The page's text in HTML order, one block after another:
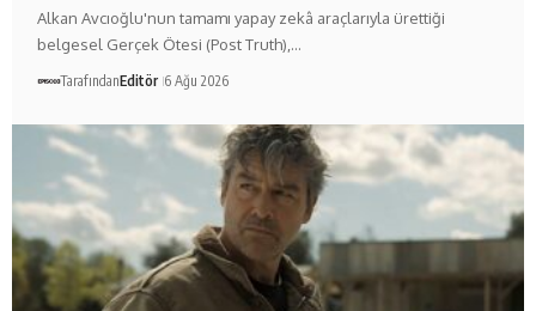
Alkan Avcıoğlu'nun tamamı yapay zekâ araçlarıyla ürettiği
belgesel Gerçek Ötesi (Post Truth),…
TarafındanEditör 6 Ağu 2026